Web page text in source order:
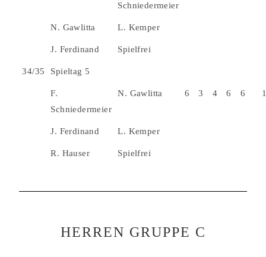
Schniedermeier
N. Gawlitta L. Kemper
J. Ferdinand Spielfrei
34/35 Spieltag 5
F.
Schniedermeier
N. Gawlitta 6 3 4 6 6
J. Ferdinand L. Kemper
R. Hauser Spielfrei
HERREN GRUPPE C